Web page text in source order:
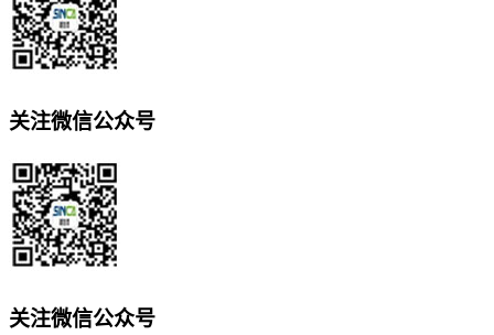
关注微信公众号
关注微信公众号